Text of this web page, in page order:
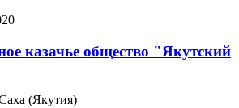
казачье общество "Якутский
(Якутия)